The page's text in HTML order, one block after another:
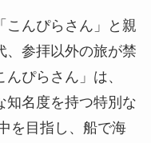
こんぴらさん」と親
、参拝以外の旅が禁
ぴらさん」は、
知名度を持つ特別な
を目指し、船で海